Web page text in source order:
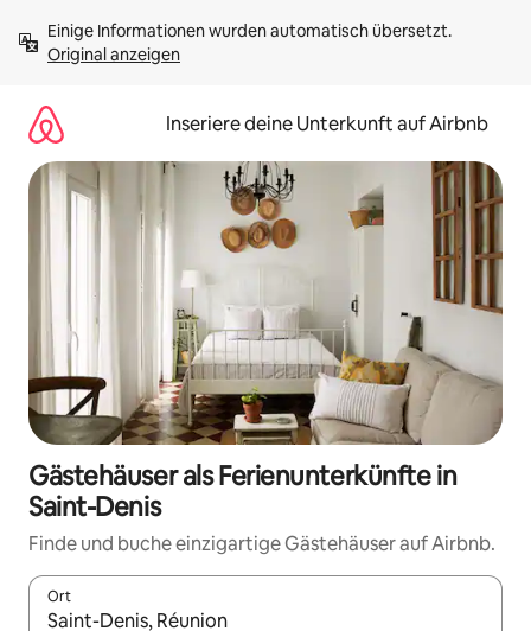
Inhalten
springenOriginal anzeigen
Inseriere deine Unterkunft auf Airbnb
Gästehäuser als Ferienunterkünfte in
Saint-Denis
Finde und buche einzigartige Gästehäuser auf Airbnb.
Ort
Wenn Ergebnisse verfügbar sind, navigiere mit den